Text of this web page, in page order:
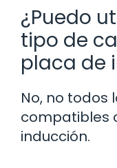
¿Puedo
tipo de
placa de
No, no todos
compatibles
inducción.